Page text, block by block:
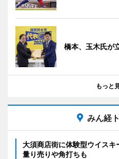
橋本、玉木氏
もっと
みん経
大須商店街に体験型ウイス
量り売りや角打ちも